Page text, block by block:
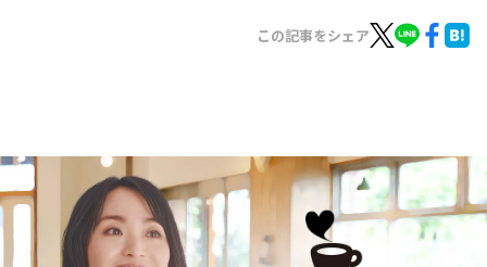
お知らせ
イベント・グッズ
YouTube
会社情報
この記事をシェア